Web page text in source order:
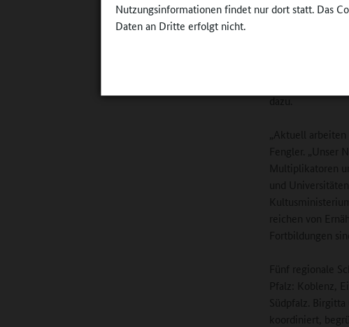
Nutzungsinformationen findet nur dort statt. Das
Daten an Dritte erfolgt nicht.
dazu.
„Aktuell
Fengler. „Unser
Multiplikatoren
und
reichen von
Fortbildungen
Fünf regionale
Pfalz: Koblenz,
Südpfalz.
koordiniert,